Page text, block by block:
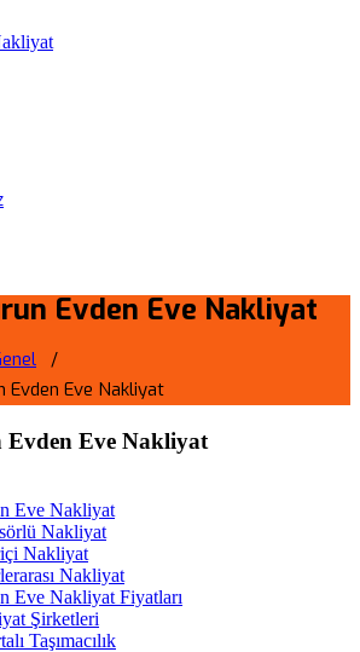
Eve Nakliyat
Evden Eve Nakliyat
/
Evden Eve Nakliyat
Eve Nakliyat
Eve Nakliyat
Nakliyat
Nakliyat
Nakliyat
Eve Nakliyat Fiyatları
Şirketleri
Taşımacılık